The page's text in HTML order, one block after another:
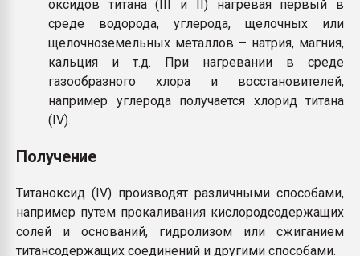
оксидов титана (III и II) нагревая первый в
среде водорода, углерода, щелочных или
щелочноземельных металлов – натрия, магния,
кальция и т.д. При нагревании в среде
газообразного хлора и восстановителей,
например углерода получается хлорид титана
(IV).
Получение
Титаноксид (IV) производят различными способами,
например путем прокаливания кислородсодержащих
солей и оснований, гидролизом или сжиганием
титансодержащих соединений и другими способами.